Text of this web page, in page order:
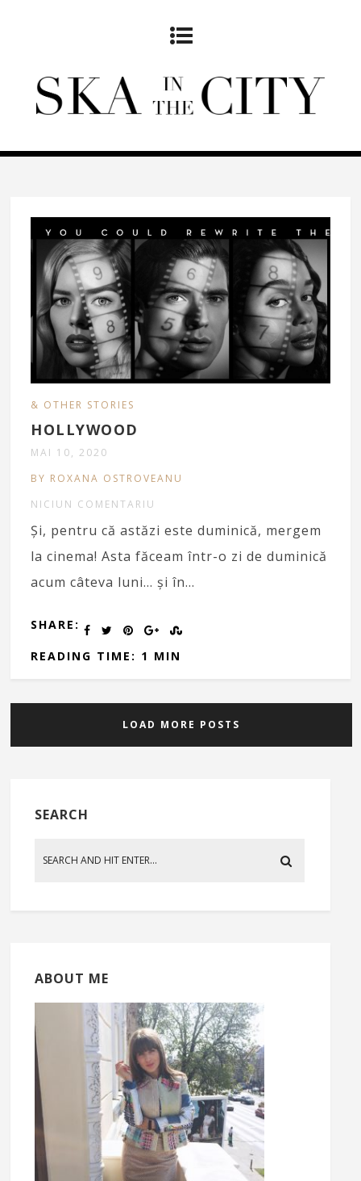
& OTHER STORIES
HOLLYWOOD
MAI 10, 2020
BY ROXANA OSTROVEANU
NICIUN COMENTARIU
Și, pentru că astăzi este duminică, mergem
la cinema! Asta făceam într-o zi de duminică
acum câteva luni… și în…
SHARE:
READING TIME: 1 MIN
LOAD MORE POSTS
SEARCH
ABOUT ME